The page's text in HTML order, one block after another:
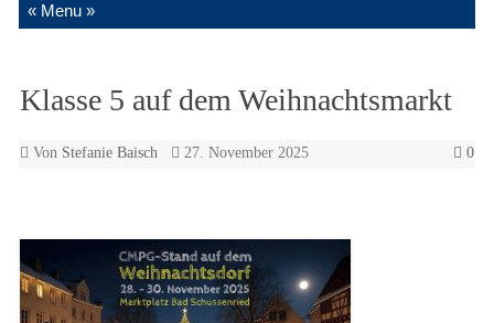
Klasse 5 auf dem Weihnachtsmarkt
Von Stefanie Baisch 27. November 2025 0